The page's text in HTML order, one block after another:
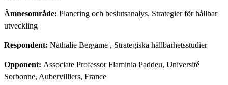
Ämnesområde: Planering och beslutsanalys, Strategier för hållbar
utveckling
Respondent: Nathalie Bergame , Strategiska hållbarhetsstudier
Opponent: Associate Professor Flaminia Paddeu, Université
Sorbonne, Aubervilliers, France